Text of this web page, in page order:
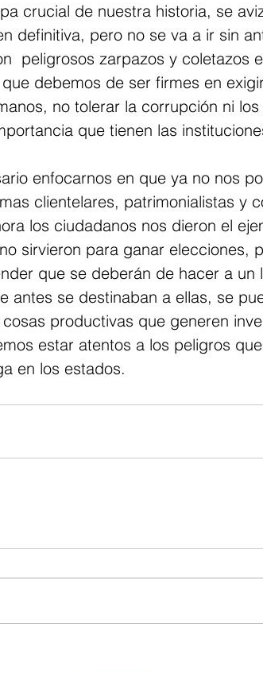
crucial de nuestra historia, se
definitiva, pero no se va a ir sin
peligrosos zarpazos y coletazos
debemos de ser firmes en
no tolerar la corrupción ni
que tienen las
enfocarnos en que ya no nos
clientelares, patrimonialistas y
los ciudadanos nos dieron el
sirvieron para ganar elecciones,
que se deberán de hacer a un
antes se destinaban a ellas, se
productivas que generen
estar atentos a los peligros
en los estados.